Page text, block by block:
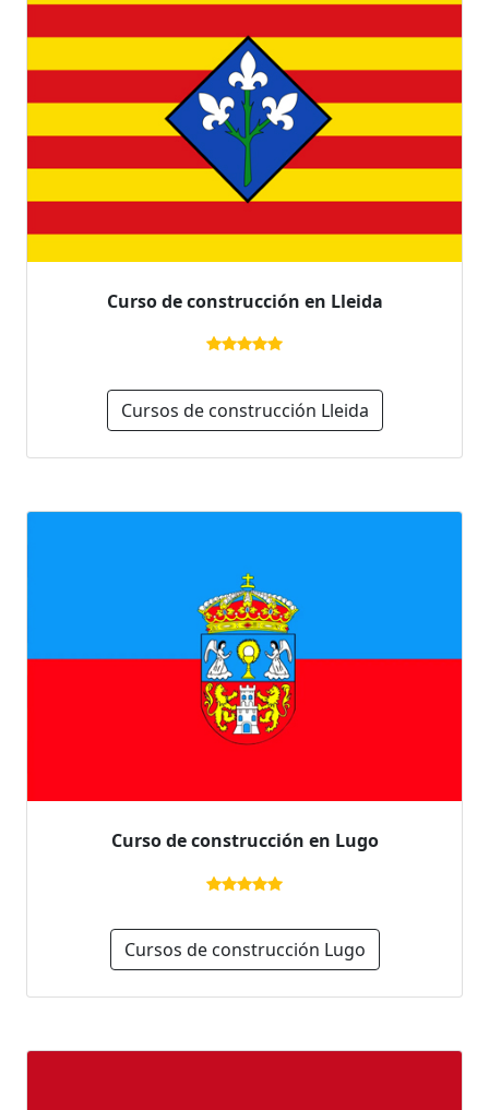
Curso de construcción en Lleida
Cursos de construcción Lleida
Curso de construcción en Lugo
Cursos de construcción Lugo